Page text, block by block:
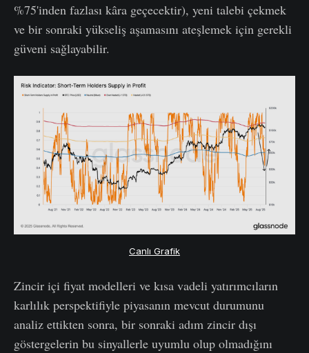
%75'inden fazlası kâra geçecektir), yeni talebi çekmek
ve bir sonraki yükseliş aşamasını ateşlemek için gerekli
güveni sağlayabilir.
Canlı Grafik
Zincir içi fiyat modelleri ve kısa vadeli yatırımcıların
karlılık perspektifiyle piyasanın mevcut durumunu
analiz ettikten sonra, bir sonraki adım zincir dışı
göstergelerin bu sinyallerle uyumlu olup olmadığını